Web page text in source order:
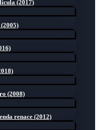
(2017)
(2008)
renace (2012)